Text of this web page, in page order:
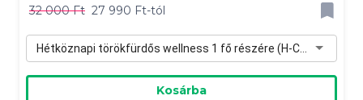
32 000 Ft 27 990 Ft-tól
Kosárba